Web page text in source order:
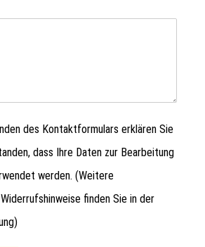
des Kontaktformulars erklären Sie
dass Ihre Daten zur Bearbeitung
werden. (Weitere
finden Sie in der
)